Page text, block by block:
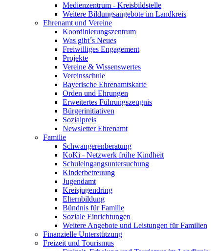
Medienzentrum - Kreisbildstelle
Weitere Bildungsangebote im Landkreis
Ehrenamt und Vereine
Koordinierungszentrum
Was gibt´s Neues
Freiwilliges Engagement
Projekte
Vereine & Wissenswertes
Vereinsschule
Bayerische Ehrenamtskarte
Orden und Ehrungen
Erweitertes Führungszeugnis
Bürgerinitiativen
Sozialpreis
Newsletter Ehrenamt
Familie
Schwangerenberatung
KoKi - Netzwerk frühe Kindheit
Schuleingangsuntersuchung
Kinderbetreuung
Jugendamt
Kreisjugendring
Elternbildung
Bündnis für Familie
Soziale Einrichtungen
Weitere Angebote und Leistungen für Familien
Finanzielle Unterstützung
Freizeit und Tourismus